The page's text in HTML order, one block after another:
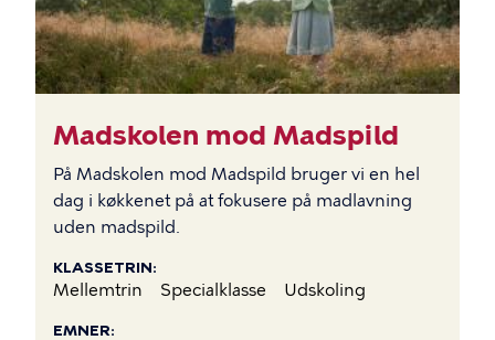
Madskolen mod Madspild
På Madskolen mod Madspild bruger vi en hel
dag i køkkenet på at fokusere på madlavning
uden madspild.
KLASSETRIN
Mellemtrin Specialklasse Udskoling
EMNER